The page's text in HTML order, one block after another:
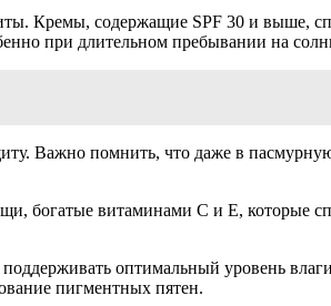
Кремы, содержащие SPF 30 и выше,
при длительном пребывании на
Важно помнить, что даже в
богатые витаминами С и Е, которые
оптимальный уровень
пигментных пятен.